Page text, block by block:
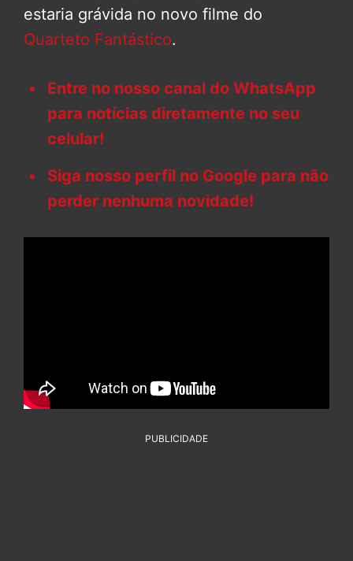
estaria grávida no novo filme do
Quarteto Fantástico.
Entre no nosso canal do WhatsApp
para notícias diretamente no seu
celular!
Siga nosso perfil no Google para não
perder nenhuma novidade!
PUBLICIDADE